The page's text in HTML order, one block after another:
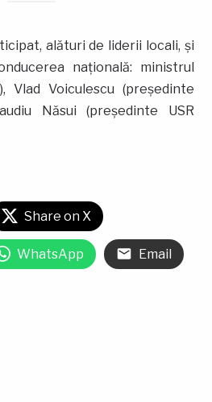
alături de liderii locali, și
națională: ministrul
Vlad Voiculescu (președinte
Năsui (președinte USR
Share on X
WhatsApp Email